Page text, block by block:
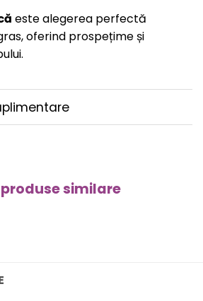
este alegerea perfectă
oferind prospețime și
similare